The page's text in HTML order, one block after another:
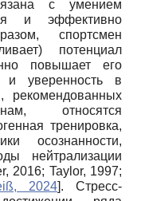
с умением
и эффективно
спортсмен
потенциал
повышает его
и уверенность в
рекомендованных
относятся
тренировка,
осознанности,
нейтрализации
2016; Taylor, 1997;
2024]. Стресс-